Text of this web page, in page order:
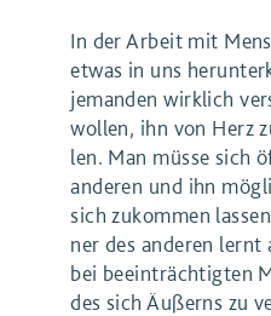
In der Arbeit mit
etwas in uns
jeman­den wirk­lich
wol­len, ihn von Herz
len. Man müs­se sich
ande­ren und ihn
sich zukom­men
ner des ande­ren lernt
bei beein­träch­tig­ten
des sich Äußerns zu